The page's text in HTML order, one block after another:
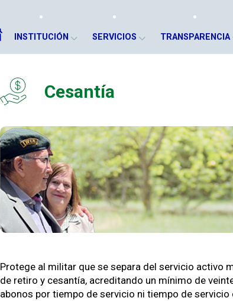
INSTITUCIÓN SERVICIOS TRANSPARENCIA
Cesantía
Protege al militar que se separa del servicio activo
de retiro y cesantía, acreditando un mínimo de
abonos por tiempo de servicio ni tiempo de